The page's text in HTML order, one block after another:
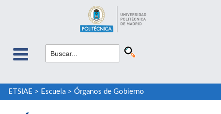
ETSIAE > Escuela> Órganos de Gobierno